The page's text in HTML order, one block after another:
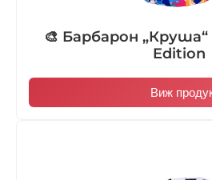
🎨 Барбарон „Круша“
Edition
Виж